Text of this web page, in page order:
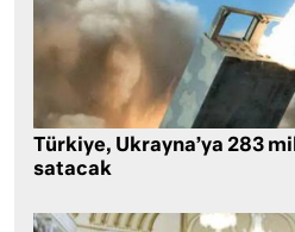
Türkiye, Ukrayna’ya 283
satacak